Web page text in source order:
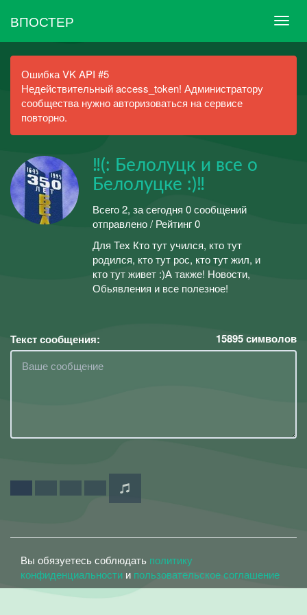
ВПОСТЕР
Ошибка VK API #5
Недействительный access_token! Администратору
сообщества нужно авторизоваться на сервисе
повторно.
‼(: Белолуцк и все о
Белолуцке :)‼
Всего 2, за сегодня 0 сообщений
отправлено / Рейтинг 0
Для Тех Кто тут учился, кто тут
родился, кто тут рос, кто тут жил, и
кто тут живет :)А также! Новости,
Обьявления и все полезное!
Текст сообщения: 15895символов
Вы обязуетесь соблюдать политику
конфиденциальности и пользовательское соглашение